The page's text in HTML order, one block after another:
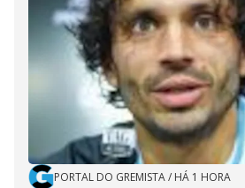
PORTAL DO GREMISTA/ HÁ 1 HORA